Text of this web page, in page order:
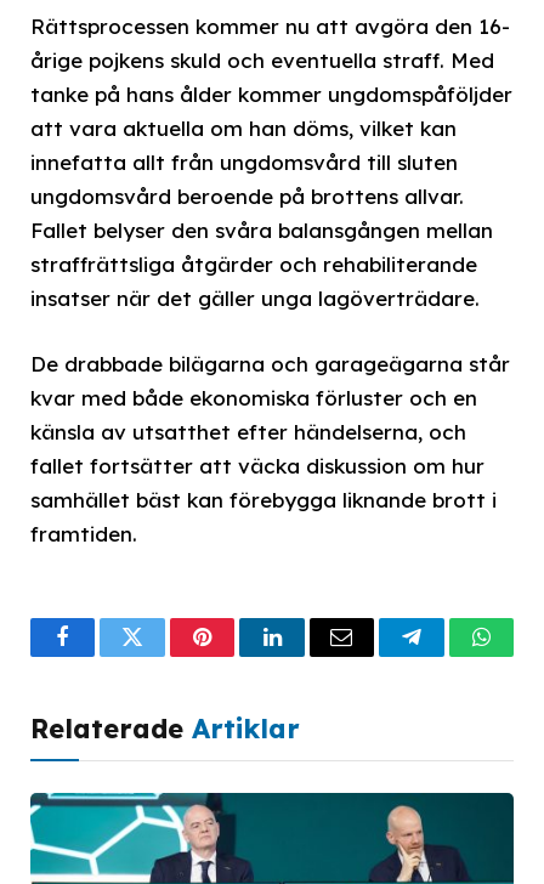
Rättsprocessen kommer nu att avgöra den 16-
årige pojkens skuld och eventuella straff. Med
tanke på hans ålder kommer ungdomspåföljder
att vara aktuella om han döms, vilket kan
innefatta allt från ungdomsvård till sluten
ungdomsvård beroende på brottens allvar.
Fallet belyser den svåra balansgången mellan
straffrättsliga åtgärder och rehabiliterande
insatser när det gäller unga lagöverträdare.
De drabbade bilägarna och garage­ägarna står
kvar med både ekonomiska förluster och en
känsla av utsatthet efter händelserna, och
fallet fortsätter att väcka diskussion om hur
samhället bäst kan förebygga liknande brott i
framtiden.
FacebookTwitterPinterestLinkedInEmail Telegram
Relaterade Artiklar